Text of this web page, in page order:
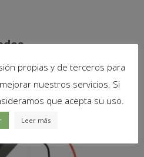
propias y de terceros para
nuestros servicios. Si
que acepta su uso.
Leer más